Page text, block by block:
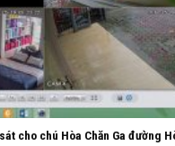
cho chú Hòa Chăn Ga đường